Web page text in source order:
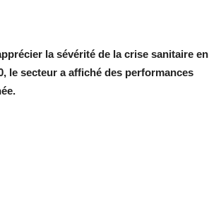
la sévérité de la crise sanitaire en
le secteur a affiché des performances